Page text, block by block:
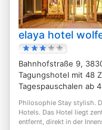
elaya hotel
Bahnhofstraße 9,
Tagungshotel mit 48
Tagespauschalen ab
Philosophie Stay stylish.
Hotels. Das Hotel liegt
entfernt, direkt in der